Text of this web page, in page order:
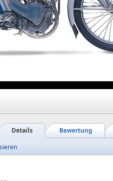
Bewertung
Details